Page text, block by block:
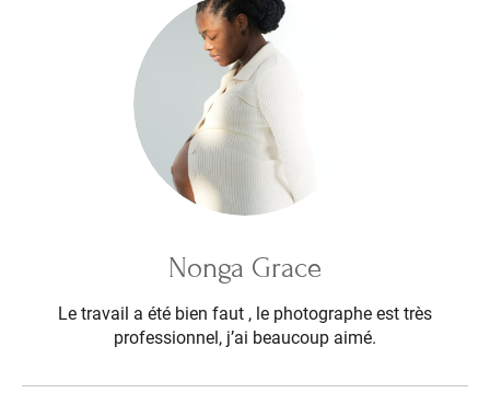
Nonga Grace
Le travail a été bien faut , le photographe est très
professionnel, j’ai beaucoup aimé.